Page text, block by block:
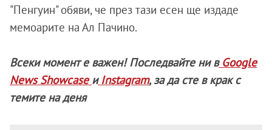
"Пенгуин" обяви, че през тази есен ще издаде
мемоарите на Ал Пачино.
Всеки момент е важен! Последвайте ни вGoogle
News ShowcaseиInstagram, за да сте в крак с
темите на деня